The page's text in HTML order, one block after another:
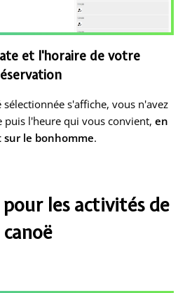
et l'horaire de votre
s'affiche, vous n'avez
puis l'heure qui vous convient, en
sur le bonhomme.
les activités de
canoë